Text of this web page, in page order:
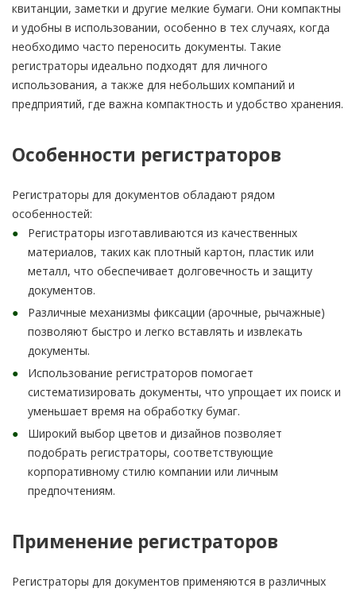
квитанции, заметки и другие мелкие бумаги. Они компактны
и удобны в использовании, особенно в тех случаях, когда
необходимо часто переносить документы. Такие
регистраторы идеально подходят для личного
использования, а также для небольших компаний и
предприятий, где важна компактность и удобство хранения.
Особенности регистраторов
Регистраторы для документов обладают рядом
особенностей:
Регистраторы изготавливаются из качественных
материалов, таких как плотный картон, пластик или
металл, что обеспечивает долговечность и защиту
документов.
Различные механизмы фиксации (арочные, рычажные)
позволяют быстро и легко вставлять и извлекать
документы.
Использование регистраторов помогает
систематизировать документы, что упрощает их поиск и
уменьшает время на обработку бумаг.
Широкий выбор цветов и дизайнов позволяет
подобрать регистраторы, соответствующие
корпоративному стилю компании или личным
предпочтениям.
Применение регистраторов
Регистраторы для документов применяются в различных